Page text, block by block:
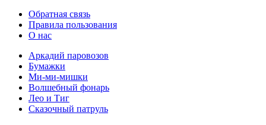
Обратная связь
Правила пользования
О нас
Аркадий паровозов
Бумажки
Ми-ми-мишки
Волшебный фонарь
Лео и Тиг
Сказочный патруль